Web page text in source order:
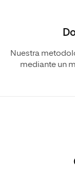
Nuestra
mediante un